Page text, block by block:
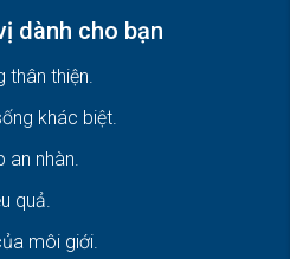
dành cho bạn
thân thiện.
khác biệt.
an nhàn.
quả.
môi giới.